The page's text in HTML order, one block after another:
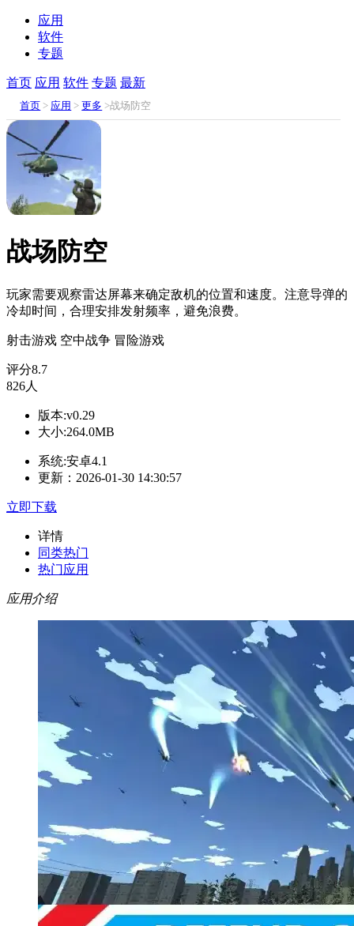
应用
软件
专题
首页 应用 软件 专题 最新
首页 > 应用 >更多 >战场防空
战场防空
玩家需要观察雷达屏幕来确定敌机的位置和速度。注意导弹的
冷却时间，合理安排发射频率，避免浪费。
射击游戏 空中战争 冒险游戏
评分8.7
826人
版本:v0.29
大小:264.0MB
系统:安卓4.1
更新：2026-01-30 14:30:57
立即下载
详情
同类热门
热门应用
应用介绍